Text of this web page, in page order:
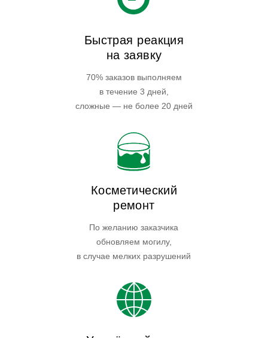
Быстрая реакция
на заявку
70% заказов выполняем
в течение 3 дней,
сложные — не более 20 дней
Косметический
ремонт
По желанию заказчика
обновляем могилу,
в случае мелких разрушений